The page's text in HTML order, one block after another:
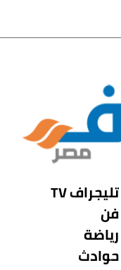
تليجراف TV
فن
رياضة
حوادث